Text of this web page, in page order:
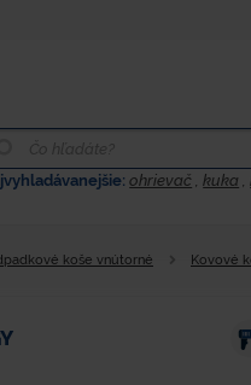
ohrievač ,kuka ,
koše vnútorné Kovové